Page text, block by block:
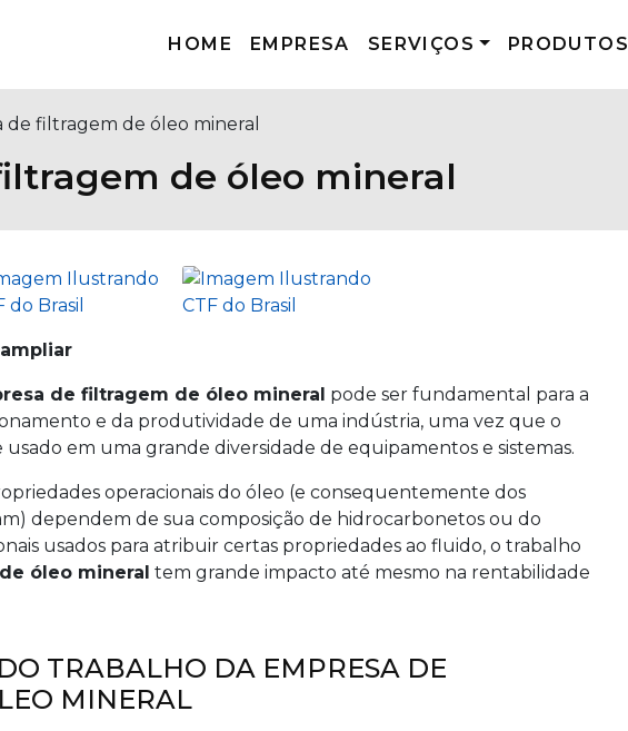
HOME EMPRESA SERVIÇOS PRODUTOS
de filtragem de óleo mineral
de óleo mineral
de filtragem de óleo mineral pode ser fundamental para a
e da produtividade de uma indústria, uma vez que o
em uma grande diversidade de equipamentos e sistemas.
operacionais do óleo (e consequentemente dos
dependem de sua composição de hidrocarbonetos ou do
usados para atribuir certas propriedades ao fluido, o trabalho
óleo mineral tem grande impacto até mesmo na rentabilidade
TRABALHO DA EMPRESA DE
MINERAL